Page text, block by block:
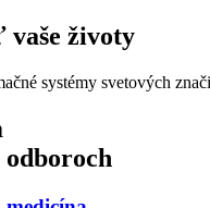
vaše životy
systémy svetových